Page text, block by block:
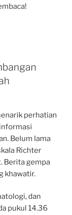
perhatian
Belum lama
Richter
Berita gempa
khawatir.
dan
pukul 14.36